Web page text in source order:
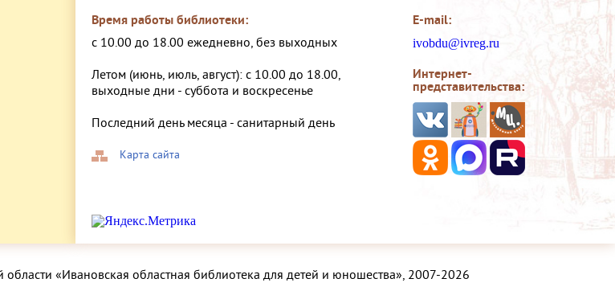
Время работы библиотеки:
с 10.00 до 18.00 ежедневно, без выходных
Летом (июнь, июль, август): с 10.00 до 18.00,
выходные дни - суббота и воскресенье
Последний день месяца - санитарный день
Карта сайта
E-mail:
ivobdu@ivreg.ru
Интернет-
представительства:
«Ивановская областная библиотека для детей и юношества», 2007-2026